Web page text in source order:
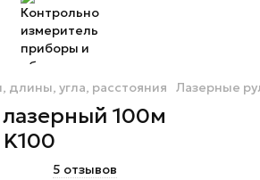
длины, угла, расстояния Лазерные
100м
K100
5 отзывов